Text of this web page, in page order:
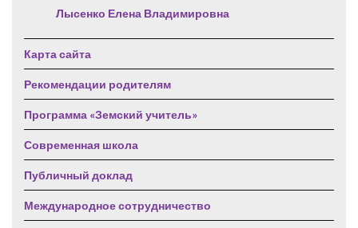
Лысенко Елена Владимировна
Карта сайта
Рекомендации родителям
Программа «Земский учитель»
Современная школа
Публичный доклад
Международное сотрудничество